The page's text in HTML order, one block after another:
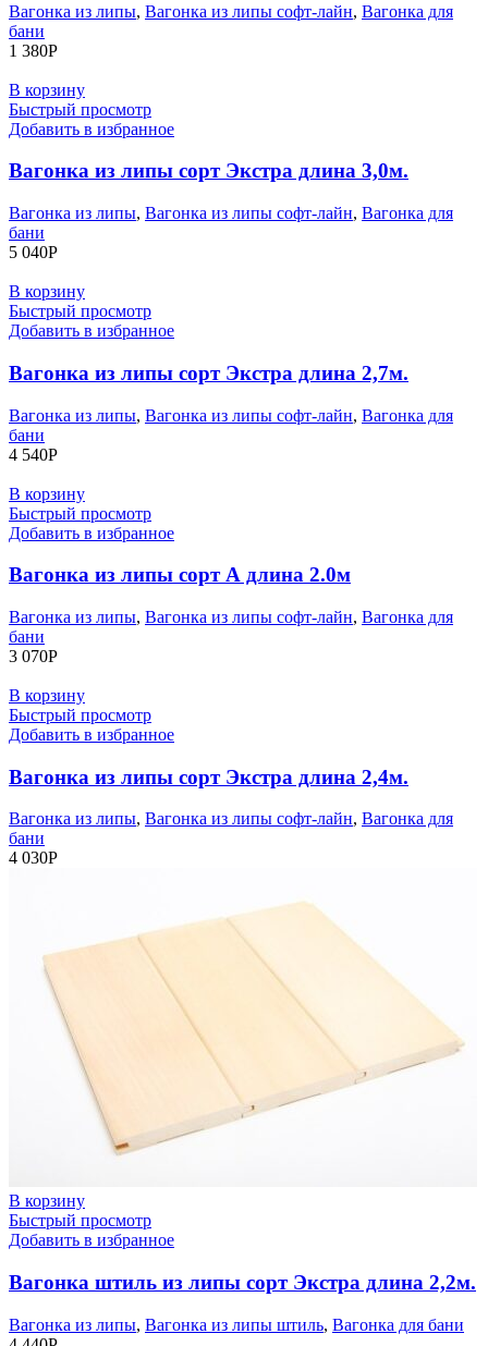
Вагонка из липы, Вагонка из липы софт-лайн, Вагонка для
бани
1 380Р
В корзину
Быстрый просмотр
Добавить в избранное
Вагонка из липы сорт Экстра длина 3,0м.
Вагонка из липы, Вагонка из липы софт-лайн, Вагонка для
бани
5 040Р
В корзину
Быстрый просмотр
Добавить в избранное
Вагонка из липы сорт Экстра длина 2,7м.
Вагонка из липы, Вагонка из липы софт-лайн, Вагонка для
бани
4 540Р
В корзину
Быстрый просмотр
Добавить в избранное
Вагонка из липы сорт А длина 2.0м
Вагонка из липы, Вагонка из липы софт-лайн, Вагонка для
бани
3 070Р
В корзину
Быстрый просмотр
Добавить в избранное
Вагонка из липы сорт Экстра длина 2,4м.
Вагонка из липы, Вагонка из липы софт-лайн, Вагонка для
бани
4 030Р
В корзину
Быстрый просмотр
Добавить в избранное
Вагонка штиль из липы сорт Экстра длина 2,2м.
Вагонка из липы, Вагонка из липы штиль, Вагонка для бани